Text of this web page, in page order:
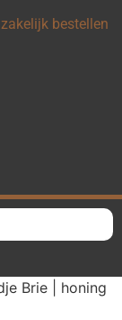
bestellen
Brie | honing